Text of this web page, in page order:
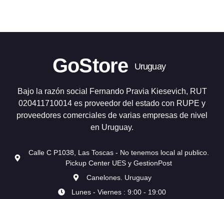
GoStore Uruguay
Bajo la razón social Fernando Pravia Kiesevich, RUT
020411710014 es proveedor del estado con RUPE y
proveedores comerciales de varias empresas de nivel
en Uruguay.
Calle C P1038, Las Toscas - No tenemos local al publico.
Pickup Center UES y GestionPost
Canelones. Uruguay
Lunes - Viernes : 9:00 - 19:00